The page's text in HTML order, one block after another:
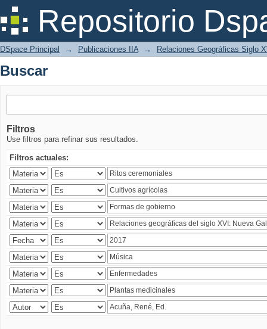
Repositorio
Buscar
DSpace Principal → Publicaciones IIA → Relaciones Geográficas Siglo
Buscar
Filtros
Use filtros para refinar sus resultados.
Filtros actuales: